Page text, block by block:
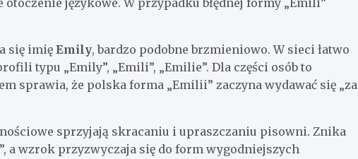
językowe. W przypadku błędnej formy „Emili”
się imię Emily, bardzo podobne brzmieniowo. W sieci łatwo
typu „Emily”, „Emili”, „Emilie”. Dla części osób to
sprawia, że polska forma „Emilii” zaczyna wydawać się „za
sprzyjają skracaniu i upraszczaniu pisowni. Znika
a wzrok przyzwyczaja się do form wygodniejszych